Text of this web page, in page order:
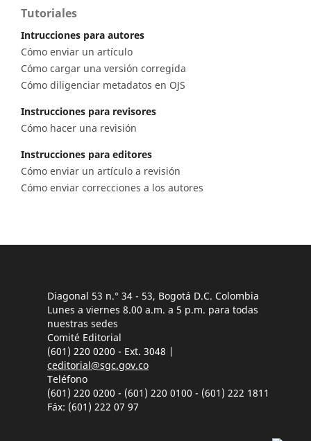
Tutoriales
Intrucciones para autores
Cómo enviar un artículo
Cómo cargar una versión corregida
Cómo diligenciar metadatos en OJS
Instrucciones para revisores
Cómo hacer una revisión
Instrucciones para editores
Cómo enviar un artículo a revisión
Cómo enviar correcciones a los autores
Diagonal 53 n.° 34 - 53, Bogotá D.C. Colombia
Lunes a viernes 8.00 a.m. a 5 p.m. para todas
nuestras sedes
Comité Editorial
(601) 220 0200 - Ext. 3048 |
ceditorial@sgc.gov.co
Teléfono
(601) 220 0200 - (601) 220 0100 - (601) 222 1811
Fáx: (601) 222 07 97